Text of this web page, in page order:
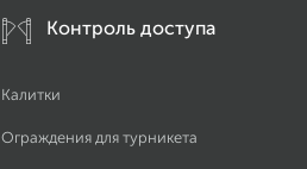
Контроль доступа
Калитки
Ограждения для турникета